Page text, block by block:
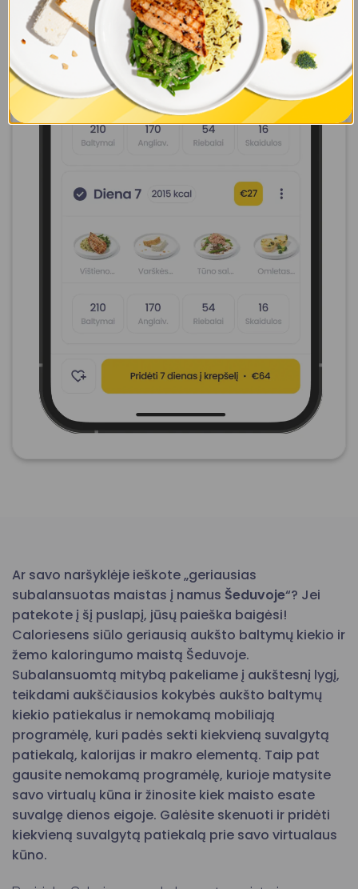
Sukurk savo savaitę iki 7 dienų
Ar savo naršyklėje ieškote „geriausias
subalansuotas maistas į namus Šeduvoje“? Jei
patekote į šį puslapį, jūsų paieška baigėsi!
Caloriesens siūlo geriausią aukšto baltymų kiekio ir
žemo kaloringumo maistą Šeduvoje.
Subalansuomtą mitybą pakeliame į aukštesnį lygį,
teikdami aukščiausios kokybės aukšto baltymų
kiekio patiekalus ir nemokamą mobiliają
programėlę, kuri padės sekti kiekvieną suvalgytą
patiekalą, kalorijas ir makro elementą. Taip pat
gausite nemokamą programėlę, kurioje matysite
savo virtualų kūna ir žinosite kiek maisto esate
suvalgę dienos eigoje. Galėsite skenuoti ir pridėti
kiekvieną suvalgytą patiekalą prie savo virtualaus
kūno.